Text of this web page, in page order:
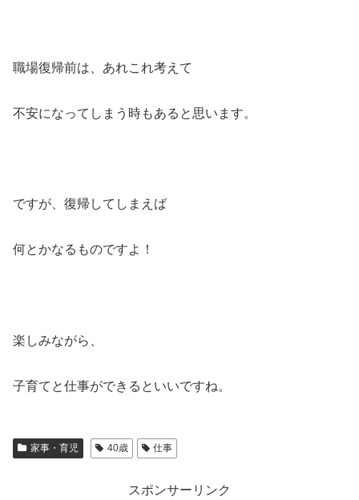
職場復帰前は、あれこれ考えて
不安になってしまう時もあると思います。
ですが、復帰してしまえば
何とかなるものですよ！
楽しみながら、
子育てと仕事ができるといいですね。
家事・育児 40歳 仕事
スポンサーリンク